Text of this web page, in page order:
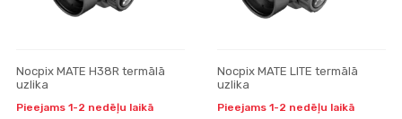
Nocpix MATE H38R termālā
uzlika
Pieejams 1-2 nedēļu laikā
Nocpix MATE LITE termālā
uzlika
Pieejams 1-2 nedēļu laikā